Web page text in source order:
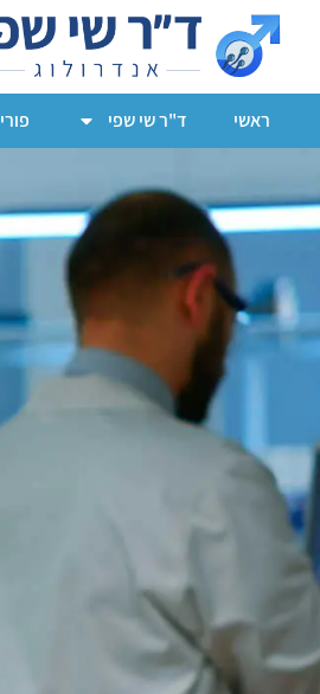
ראשי ד"ר שי שפי